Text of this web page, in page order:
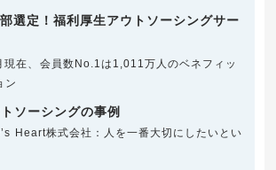
選定！福利厚生アウトソーシングサー
在、会員数No.1は1,011万人のベネフィッ
ン
ソーシングの事例
Heart株式会社：人を一番大切にしたいとい